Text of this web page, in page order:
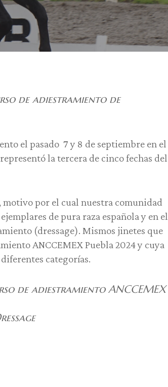
de adiestramiento de
el pasado 7 y 8 de septiembre en el
la tercera de cinco fechas del
motivo por el cual nuestra comunidad
de pura raza española y en el
(dressage). Mismos jinetes que
ANCCEMEX Puebla 2024 y cuya
categorías.
de adiestramiento ANCCEMEX